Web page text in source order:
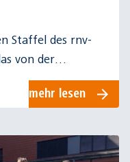
Staffel des rnv-
von der
und
Ticket.
mehr lesen